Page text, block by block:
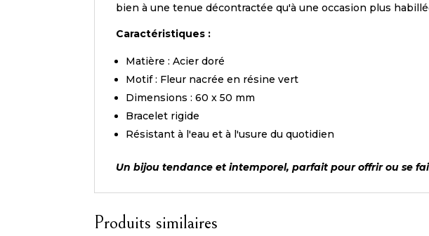
bien à une tenue décontractée qu'à une occasion plus
Caractéristiques :
Matière : Acier doré
Motif : Fleur nacrée en résine vert
Dimensions : 60 x 50 mm
Bracelet rigide
Résistant à l'eau et à l'usure du quotidien
Un bijou tendance et intemporel, parfait pour offrir ou se
Produits similaires